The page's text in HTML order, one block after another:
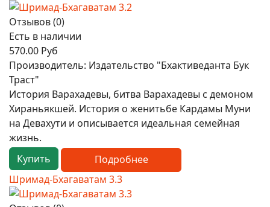
Отзывов (0)
Есть в наличии
570.00 Руб
Производитель: Издательство "Бхактиведанта Бук
Траст"
История Варахадевы, битва Варахадевы с демоном
Хираньякшей. История о женитьбе Кардамы Муни
на Девахути и описывается идеальная семейная
жизнь.
Купить
Подробнее
Шримад-Бхагаватам 3.3